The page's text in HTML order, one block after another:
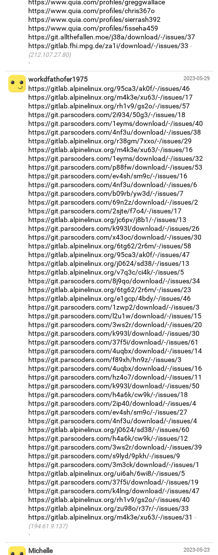
https://www.quia.com/profiles/greggwallace
https://www.quia.com/profiles/chris367o
https://www.quia.com/profiles/sierrash392
https://www.quia.com/profiles/fisseha459
https://git.allthefallen.moe/j38a/download/-/issues/37
https://gitlab.fhi.mpg.de/za1i/download/-/issues/33
(212.107.27.80)
·
2023-05-29
workdfathofer1975
https://gitlab.alpinelinux.org/95ca3/ak0f/-/issues/46
https://gitlab.alpinelinux.org/m4k3e/xu63/-/issues/17
https://gitlab.alpinelinux.org/rh1v9/gs2o/-/issues/57
https://git.parscoders.com/2i934/50g3/-/issues/18
https://git.parscoders.com/1eyms/download/-/issues/40
https://git.parscoders.com/4nf3u/download/-/issues/38
https://gitlab.alpinelinux.org/r38gm/7xxo/-/issues/29
https://gitlab.alpinelinux.org/m4k3e/xu63/-/issues/16
https://git.parscoders.com/1eyms/download/-/issues/32
https://git.parscoders.com/p88fw/download/-/issues/53
https://git.parscoders.com/ev4sh/sm9c/-/issues/16
https://git.parscoders.com/4nf3u/download/-/issues/6
https://git.parscoders.com/b09rb/yw3d/-/issues/7
https://git.parscoders.com/69n2z/download/-/issues/2
https://git.parscoders.com/2sjte/f7o4/-/issues/17
https://gitlab.alpinelinux.org/jc6pv/j8b1/-/issues/13
https://git.parscoders.com/k993l/download/-/issues/26
https://git.parscoders.com/x43oc/download/-/issues/30
https://gitlab.alpinelinux.org/6tg62/2r6m/-/issues/58
https://gitlab.alpinelinux.org/95ca3/ak0f/-/issues/47
https://gitlab.alpinelinux.org/j0624/sd38/-/issues/13
https://gitlab.alpinelinux.org/v7q3c/ci4k/-/issues/5
https://git.parscoders.com/8j9qo/download/-/issues/34
https://gitlab.alpinelinux.org/6tg62/2r6m/-/issues/23
https://gitlab.alpinelinux.org/e1gcp/4bdy/-/issues/46
https://git.parscoders.com/1zwp2/download/-/issues/3
https://git.parscoders.com/l2u1w/download/-/issues/15
https://git.parscoders.com/3ws2r/download/-/issues/20
https://git.parscoders.com/k993l/download/-/issues/30
https://git.parscoders.com/37f5i/download/-/issues/61
https://git.parscoders.com/4uqbx/download/-/issues/14
https://git.parscoders.com/f89xh/hn9z/-/issues/3
https://git.parscoders.com/4uqbx/download/-/issues/16
https://git.parscoders.com/hz4o7/download/-/issues/11
https://git.parscoders.com/k993l/download/-/issues/50
https://git.parscoders.com/h4a6k/cw9k/-/issues/18
https://git.parscoders.com/2ip40/download/-/issues/4
https://git.parscoders.com/ev4sh/sm9c/-/issues/27
https://git.parscoders.com/4nf3u/download/-/issues/4
https://gitlab.alpinelinux.org/j0624/sd38/-/issues/60
https://git.parscoders.com/h4a6k/cw9k/-/issues/12
https://git.parscoders.com/3ws2r/download/-/issues/39
https://git.parscoders.com/s9lyd/9pkh/-/issues/9
https://git.parscoders.com/3m3ck/download/-/issues/1
https://gitlab.alpinelinux.org/ui6ah/6wi8/-/issues/5
https://git.parscoders.com/37f5i/download/-/issues/19
https://git.parscoders.com/k4lng/download/-/issues/47
https://gitlab.alpinelinux.org/rh1v9/gs2o/-/issues/40
https://gitlab.alpinelinux.org/zu98o/r37r/-/issues/33
https://gitlab.alpinelinux.org/m4k3e/xu63/-/issues/31
(194.61.9.137)
·
2023-05-23
Michelle